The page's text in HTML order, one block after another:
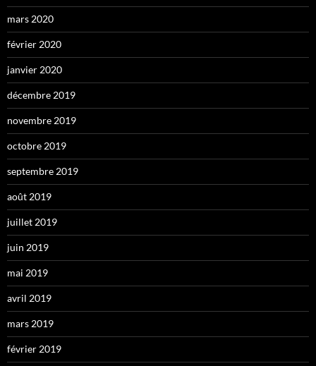
mars 2020
février 2020
janvier 2020
décembre 2019
novembre 2019
octobre 2019
septembre 2019
août 2019
juillet 2019
juin 2019
mai 2019
avril 2019
mars 2019
février 2019